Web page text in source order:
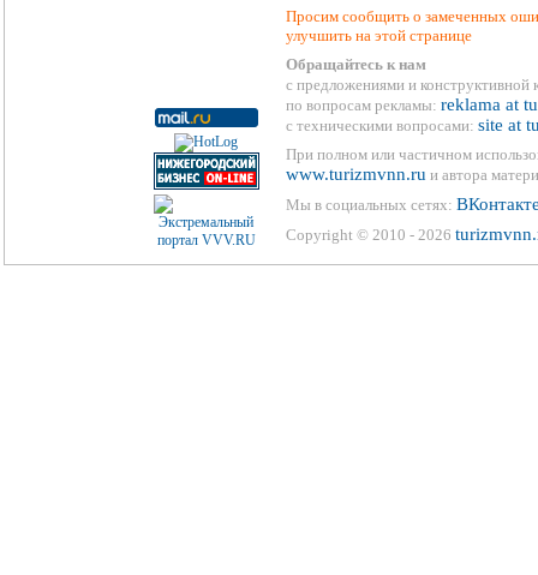
Просим сообщить о замеченных
улучшить на этой странице
Обращайтесь к нам
с предложениями и конструктивной
по вопросам рекламы: reklama at
с техническими вопросами: site at
При полном или частичном
www.turizmvnn.ru и автора
Мы в социальных сетях:
Copyright © 2010 - 2026